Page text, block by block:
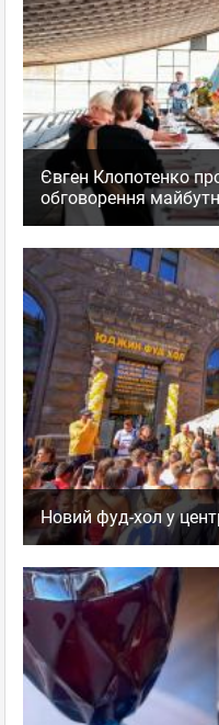
Євген Клопотенко
обговорення
Новий фуд-хол у